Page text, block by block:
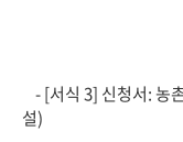
- [서식 3] 신청서: 농
설)